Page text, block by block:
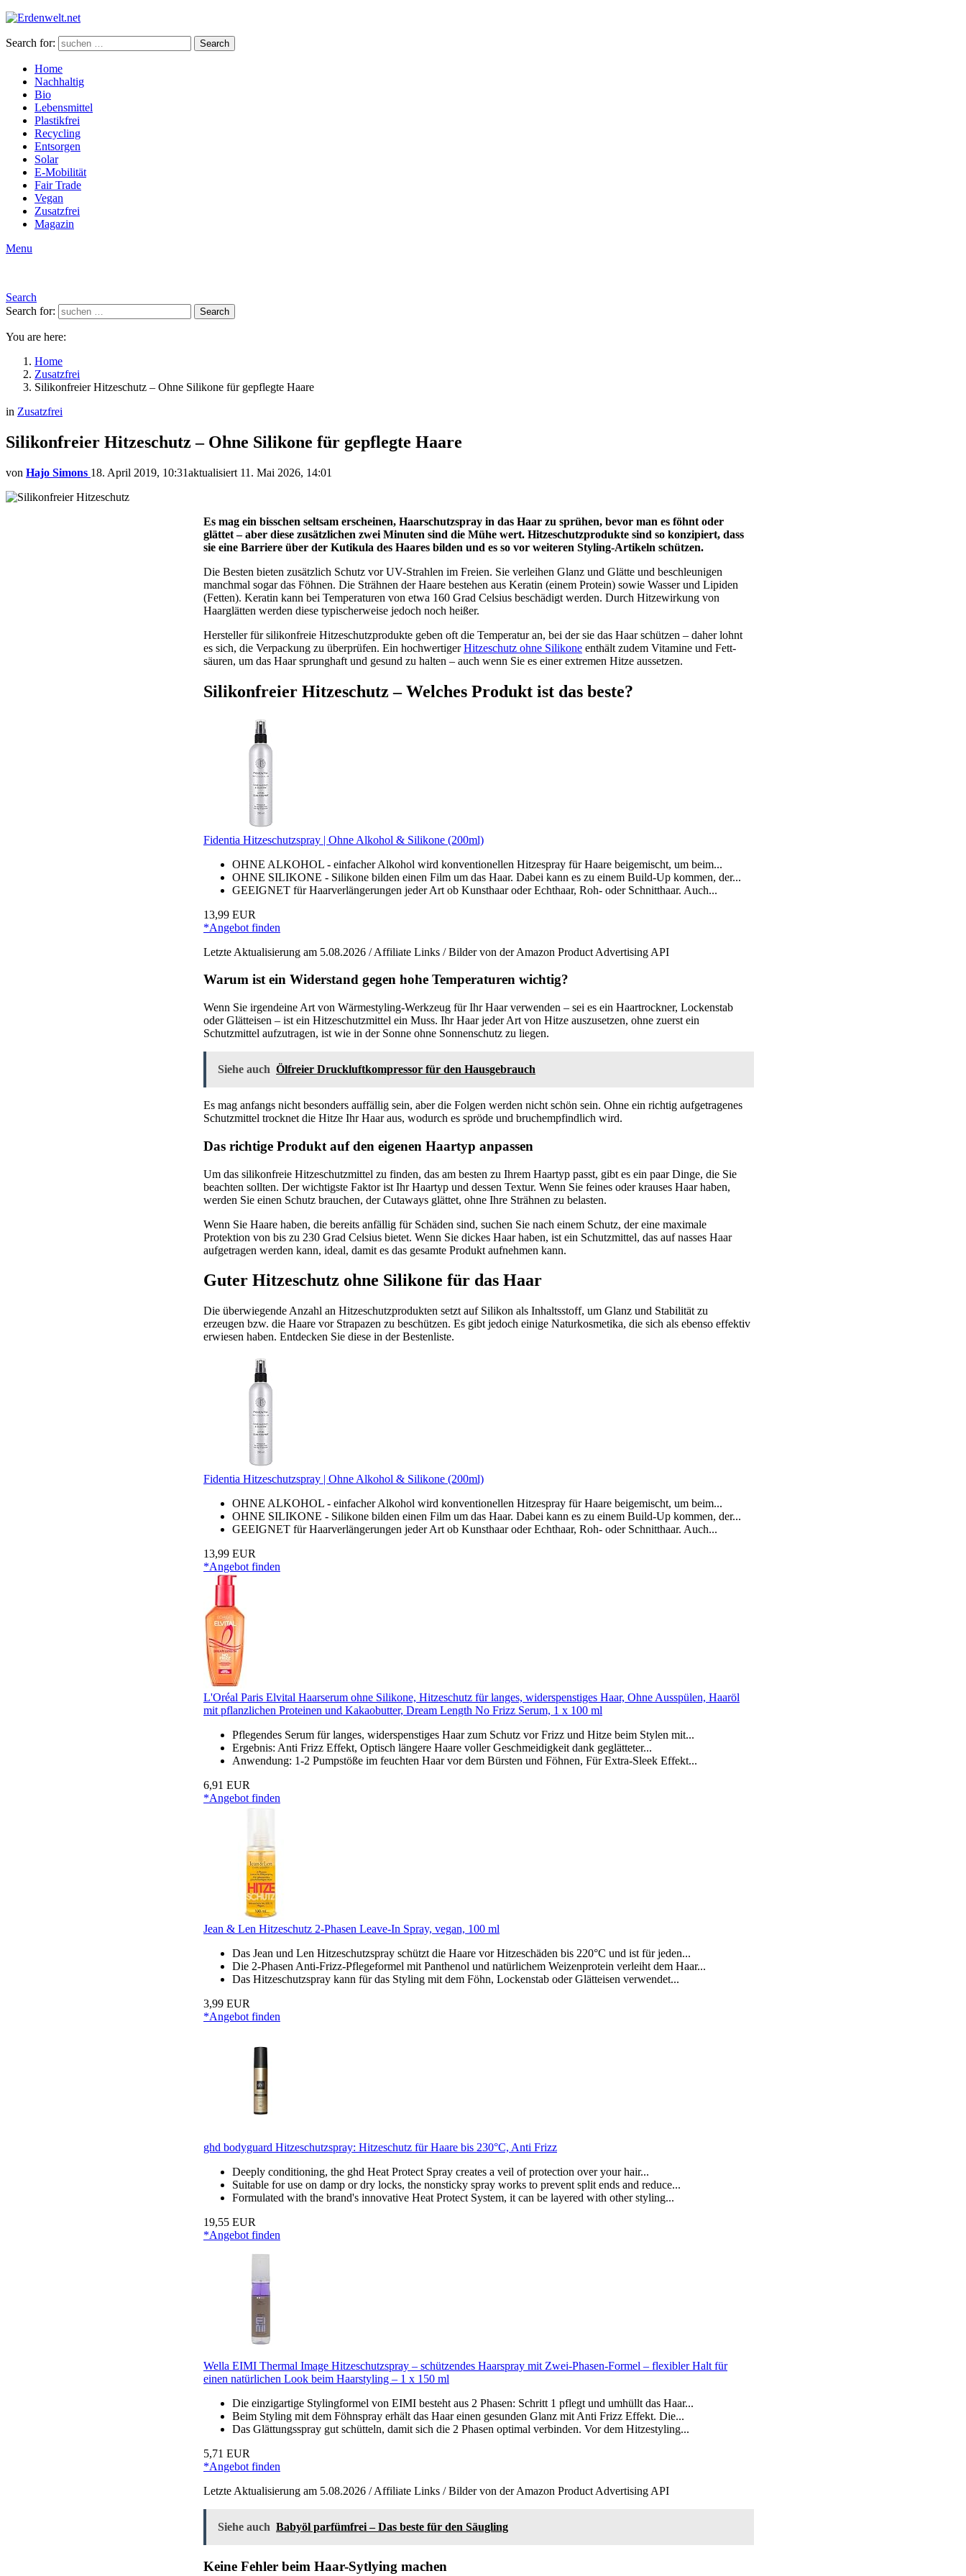
Search for: Search
Home
Nachhaltig
Bio
Lebensmittel
Plastikfrei
Recycling
Entsorgen
Solar
E-Mobilität
Fair Trade
Vegan
Zusatzfrei
Magazin
Menu
Search
Search for:
Search
You are here:
Home
Zusatzfrei
Silikonfreier Hitzeschutz – Ohne Silikone für gepflegte Haare
in Zusatzfrei
Silikonfreier Hitzeschutz – Ohne Silikone für gepflegte Haare
von Hajo Simons 18. April 2019, 10:31aktualisiert 11. Mai 2026, 14:01
Es mag ein bisschen seltsam erscheinen, Haarschutzspray in das Haar zu sprühen, be­vor man es föhnt oder
glättet – aber diese zusätzlichen zwei Minuten sind die Mühe wert. Hitze­schutzprodukte sind so konzipiert, dass
sie eine Barriere über der Kutikula des Haares bilden und es so vor weiteren Styling-Artikeln schützen.
Die Besten bieten zusätzlich Schutz vor UV-Strahlen im Freien. Sie verleihen Glanz und Glätte und beschleunigen
manchmal sogar das Föhnen. Die Strähnen der Haare bestehen aus Keratin (einem Protein) sowie Wasser und Lipiden
(Fetten). Keratin kann bei Temperaturen von etwa 160 Grad Celsius beschädigt werden. Durch Hitzewirkung von
Haarglätten werden diese typischerweise jedoch noch heißer.
Hersteller für silikonfreie Hitzeschutzprodukte geben oft die Temperatur an, bei der sie das Haar schützen – daher lohnt
es sich, die Verpackung zu überprüfen. Ein hochwertigerHitzeschutz ohne Silikone enthält zudem Vitamine und Fett­
säuren, um das Haar sprunghaft und gesund zu halten – auch wenn Sie es einer extremen Hitze aus­setzen.
Silikonfreier Hitzeschutz – Welches Produkt ist das beste?
Fidentia Hitzeschutzspray | Ohne Alkohol & Silikone (200ml)
OHNE ALKOHOL - einfacher Alkohol wird konventionellen Hitzespray für Haare beigemischt, um beim...
OHNE SILIKONE - Silikone bilden einen Film um das Haar. Dabei kann es zu einem Build-Up kommen, der...
GEEIGNET für Haarverlängerungen jeder Art ob Kunsthaar oder Echthaar, Roh- oder Schnitthaar. Auch...
13,99 EUR
*Angebot finden
Letzte Aktualisierung am 5.08.2026 / Affiliate Links / Bilder von der Amazon Product Advertising API
Warum ist ein Widerstand gegen hohe Temperaturen wichtig?
Wenn Sie irgendeine Art von Wärmestyling-Werkzeug für Ihr Haar verwenden – sei es ein Haartrockner, Lockenstab
oder Glätteisen – ist ein Hitzeschutzmittel ein Muss. Ihr Haar jeder Art von Hitze auszusetzen, ohne zuerst ein
Schutzmittel aufzutragen, ist wie in der Sonne ohne Sonnenschutz zu liegen.
Siehe auch Ölfreier Druckluftkompressor für den Hausgebrauch
Es mag anfangs nicht besonders auffällig sein, aber die Folgen werden nicht schön sein. Ohne ein richtig aufgetragenes
Schutzmittel trocknet die Hitze Ihr Haar aus, wodurch es spröde und bruchempfindlich wird.
Das richtige Produkt auf den eigenen Haartyp anpassen
Um das silikonfreie Hitzeschutzmittel zu finden, das am besten zu Ihrem Haartyp passt, gibt es ein paar Dinge, die Sie
beachten sollten. Der wichtigste Faktor ist Ihr Haartyp und dessen Textur. Wenn Sie feines oder krauses Haar haben,
werden Sie einen Schutz brauchen, der Cutaways glättet, ohne Ihre Strähnen zu belasten.
Wenn Sie Haare haben, die bereits anfällig für Schäden sind, suchen Sie nach einem Schutz, der eine maximale
Protektion von bis zu 230 Grad Celsius bietet. Wenn Sie dickes Haar haben, ist ein Schutzmittel, das auf nasses Haar
aufgetragen werden kann, ideal, damit es das gesamte Produkt aufnehmen kann.
Guter Hitzeschutz ohne Silikone für das Haar
Die überwiegende Anzahl an Hitzeschutzprodukten setzt auf Silikon als Inhaltsstoff, um Glanz und Stabilität zu
erzeugen bzw. die Haare vor Strapazen zu beschützen. Es gibt jedoch einige Naturkosmetika, die sich als ebenso effektiv
erwiesen haben. Entdecken Sie diese in der Bestenliste.
Fidentia Hitzeschutzspray | Ohne Alkohol & Silikone (200ml)
OHNE ALKOHOL - einfacher Alkohol wird konventionellen Hitzespray für Haare beigemischt, um beim...
OHNE SILIKONE - Silikone bilden einen Film um das Haar. Dabei kann es zu einem Build-Up kommen, der...
GEEIGNET für Haarverlängerungen jeder Art ob Kunsthaar oder Echthaar, Roh- oder Schnitthaar. Auch...
13,99 EUR
*Angebot finden
L'Oréal Paris Elvital Haarserum ohne Silikone, Hitzeschutz für langes, widerspenstiges Haar, Ohne Ausspülen, Haaröl
mit pflanzlichen Proteinen und Kakaobutter, Dream Length No Frizz Serum, 1 x 100 ml
Pflegendes Serum für langes, widerspenstiges Haar zum Schutz vor Frizz und Hitze beim Stylen mit...
Ergebnis: Anti Frizz Effekt, Optisch längere Haare voller Geschmeidigkeit dank geglätteter...
Anwendung: 1-2 Pumpstöße im feuchten Haar vor dem Bürsten und Föhnen, Für Extra-Sleek Effekt...
6,91 EUR
*Angebot finden
Jean & Len Hitzeschutz 2-Phasen Leave-In Spray, vegan, 100 ml
Das Jean und Len Hitzeschutzspray schützt die Haare vor Hitzeschäden bis 220°C und ist für jeden...
Die 2-Phasen Anti-Frizz-Pflegeformel mit Panthenol und natürlichem Weizenprotein verleiht dem Haar...
Das Hitzeschutzspray kann für das Styling mit dem Föhn, Lockenstab oder Glätteisen verwendet...
3,99 EUR
*Angebot finden
ghd bodyguard Hitzeschutzspray: Hitzeschutz für Haare bis 230°C, Anti Frizz
Deeply conditioning, the ghd Heat Protect Spray creates a veil of protection over your hair...
Suitable for use on damp or dry locks, the nonsticky spray works to prevent split ends and reduce...
Formulated with the brand's innovative Heat Protect System, it can be layered with other styling...
19,55 EUR
*Angebot finden
Wella EIMI Thermal Image Hitzeschutzspray – schützendes Haarspray mit Zwei-Phasen-Formel – flexibler Halt für
einen natürlichen Look beim Haarstyling – 1 x 150 ml
Die einzigartige Stylingformel von EIMI besteht aus 2 Phasen: Schritt 1 pflegt und umhüllt das Haar...
Beim Styling mit dem Föhnspray erhält das Haar einen gesunden Glanz mit Anti Frizz Effekt. Die...
Das Glättungsspray gut schütteln, damit sich die 2 Phasen optimal verbinden. Vor dem Hitzestyling...
5,71 EUR
*Angebot finden
Letzte Aktualisierung am 5.08.2026 / Affiliate Links / Bilder von der Amazon Product Advertising API
Siehe auch Babyöl parfümfrei – Das beste für den Säugling
Keine Fehler beim Haar-Sytlying machen